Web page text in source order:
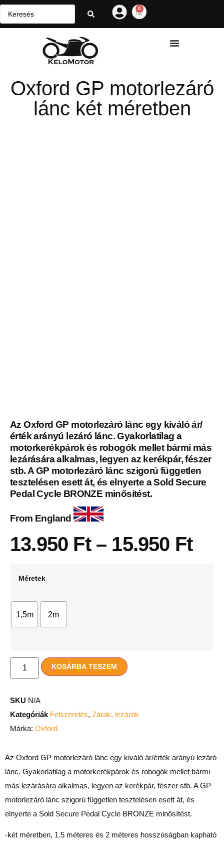
0
Oxford GP motorlezáró
lánc két méretben
Az Oxford GP motorlezáró lánc egy kiváló ár/
érték arányú lezáró lánc. Gyakorlatilag a
motorkerékpárok és robogók mellet bármi más
lezárására alkalmas, legyen az kerékpár, fészer
stb. A GP motorlezáró lánc szigorú független
tesztelésen esett át, és elnyerte a Sold Secure
Pedal Cycle BRONZE minősítést.
From England
13.950 Ft – 15.950 Ft
Méretek
1,5m 2m
KOSÁRBA TESZEM
SKU N/A
Kategóriák Felszerelés, Zárak, lezárók
Márka: Oxford
Az Oxford GP motorlezáró lánc egy kiváló ár/érték arányú lezáró
lánc. Gyakorlatilag a motorkerékpárok és robogók mellet bármi
más lezárására alkalmas, legyen az kerékpár, fészer stb. A GP
motorlezáró lánc szigorú független tesztelésen esett át, és
elnyerte a Sold Secure Pedal Cycle BRONZE minősítést.
-két méretben, 1.5 méteres és 2 méteres hosszúságban kapható